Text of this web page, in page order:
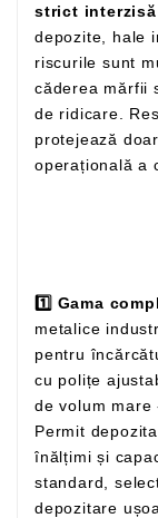
strict
depozite, hale
riscurile sunt
căderea mărfii
de ridicare.
protejează
operațională a
1️⃣ Gama
metalice
pentru
cu polițe
de volum
Permit
înălțimi și
standard,
depozitare